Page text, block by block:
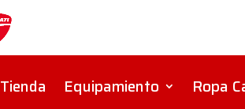
Tienda Equipamiento Ropa